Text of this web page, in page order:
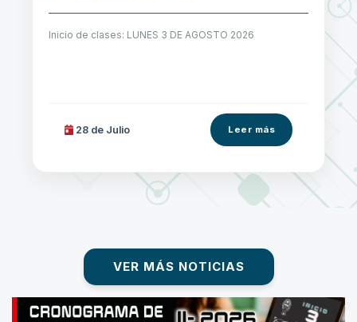
Inicio de clases: LUNES 3 DE AGOSTO 2026
28 de Julio Leer más
VER MÁS NOTICIAS